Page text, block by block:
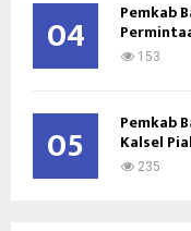
04 Pemkab
153
05 Pemkab
Kalsel
235